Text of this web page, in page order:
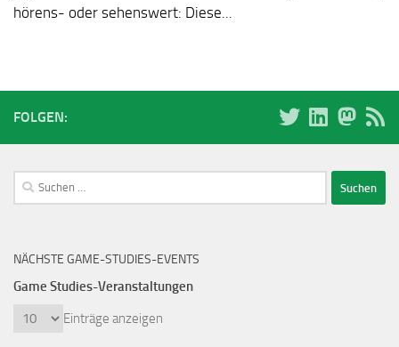
hörens- oder sehenswert: Diese...
FOLGEN:
Suchen
nach:
NÄCHSTE GAME-STUDIES-EVENTS
Game Studies-Veranstaltungen
Einträge anzeigen